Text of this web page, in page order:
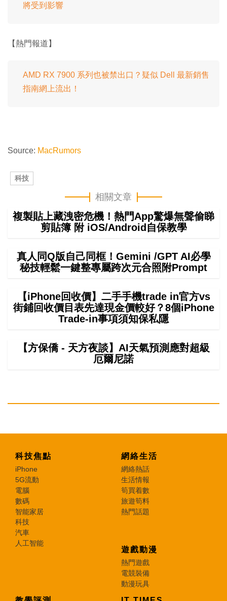
將受到影響
【熱門報道】
AMD RX 7900 系列也被禁出口？疑似 Dell 最新銷售
指南網上流出！
Source: MacRumors
科技
相關文章
複製貼上藏洩密危機！熱門App驚爆無聲偷睇
剪貼簿 附 iOS/Android自保教學
真人同Q版自己同框！Gemini /GPT AI必學
秘技輕鬆一鍵整專屬跨次元合照附Prompt
【iPhone回收價】二手手機trade in官方vs
街鋪回收價目表先達現金價較好？8個iPhone
Trade-in事項須知保私隱
【方保僑 - 天方夜談】AI天氣預測應對超級
厄爾尼諾
科技焦點
iPhone
5G流動
電腦
數碼
智能家居
科技
汽車
人工智能
網絡生活
網絡熱話
生活情報
筍買着數
旅遊筍料
熱門話題
遊戲動漫
熱門遊戲
電競裝備
動漫玩具